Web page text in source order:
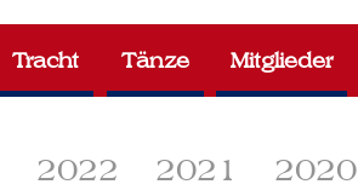
2022 2021 2020
Tracht Tänze Mitglieder